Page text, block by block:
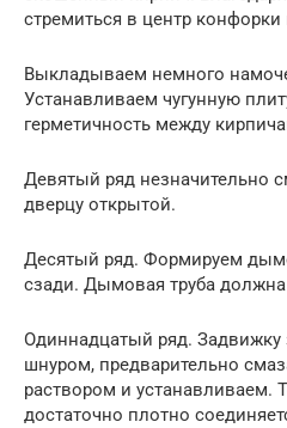
стремиться в центр конфорки
Выкладываем немного
Устанавливаем чугунную
герметичность между
Девятый ряд незначительно
дверцу открытой.
Десятый ряд. Формируем
сзади. Дымовая труба
Одиннадцатый ряд.
шнуром, предварительно
раствором и устанавливаем.
достаточно плотно